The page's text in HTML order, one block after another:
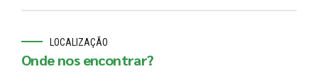
LOCALIZAÇÃO
Onde nos encontrar?